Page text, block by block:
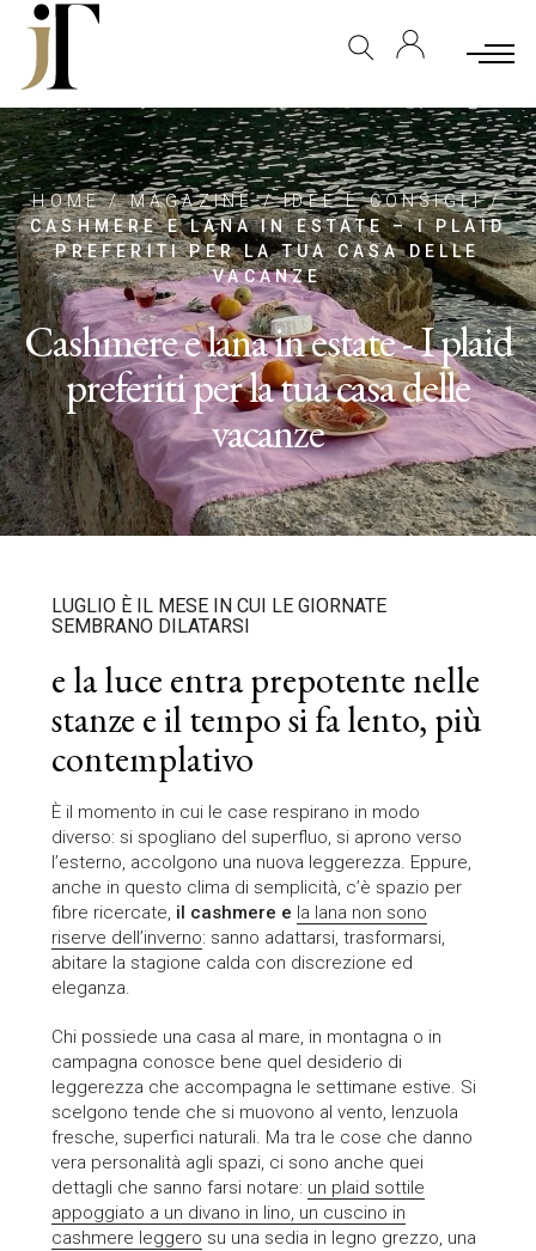
HOME/MAGAZINE/IDEE E CONSIGLI/
CASHMERE E LANA IN ESTATE – I PLAID
PREFERITI PER LA TUA CASA DELLE
VACANZE
Cashmere e lana in estate - I plaid
preferiti per la tua casa delle
vacanze
LUGLIO È IL MESE IN CUI LE GIORNATE
SEMBRANO DILATARSI
e la luce entra prepotente nelle
stanze e il tempo si fa lento, più
contemplativo
È il momento in cui le case respirano in modo
diverso: si spogliano del superfluo, si aprono verso
l’esterno, accolgono una nuova leggerezza. Eppure,
anche in questo clima di semplicità, c’è spazio per
fibre ricercate, il cashmere e la lana non sono
riserve dell’inverno: sanno adattarsi, trasformarsi,
abitare la stagione calda con discrezione ed
eleganza.
Chi possiede una casa al mare, in montagna o in
campagna conosce bene quel desiderio di
leggerezza che accompagna le settimane estive. Si
scelgono tende che si muovono al vento, lenzuola
fresche, superfici naturali. Ma tra le cose che danno
vera personalità agli spazi, ci sono anche quei
dettagli che sanno farsi notare: un plaid sottile
appoggiato a un divano in lino, un cuscino in
cashmere leggero su una sedia in legno grezzo, una